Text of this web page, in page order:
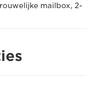
mailbox, 2-